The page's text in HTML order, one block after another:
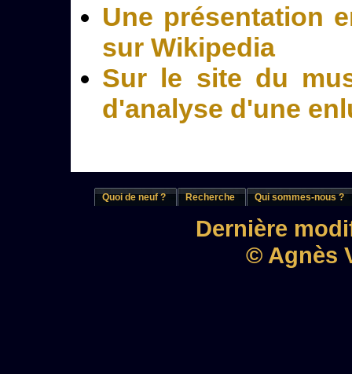
Une présentation
sur Wikipedia
Sur le site du
d'analyse d'une
Quoi de neuf ? Recherche Qui sommes-nous ?
Dernière
© Agnès